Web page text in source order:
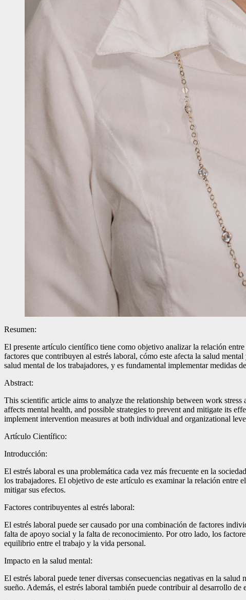
Resumen:
El presente artículo científico tiene como objetivo analizar la relación
factores que contribuyen al estrés laboral, cómo este afecta la salud
salud mental de los trabajadores, y es fundamental implementar medidas
Abstract:
This scientific article aims to analyze the relationship between work
affects mental health, and possible strategies to prevent and mitigate its
implement intervention measures at both individual and organizational
Artículo Científico:
Introducción:
El estrés laboral es una problemática cada vez más frecuente en la
los trabajadores. El objetivo de este artículo es examinar la relación entre
mitigar sus efectos.
Factores contribuyentes al estrés laboral:
El estrés laboral puede ser causado por una combinación de factores
falta de apoyo social y la falta de reconocimiento. Por otro lado, los
equilibrio entre el trabajo y la vida personal.
Impacto en la salud mental:
El estrés laboral puede tener diversas consecuencias negativas en la
sueño. Además, el estrés laboral también puede contribuir al desarrollo